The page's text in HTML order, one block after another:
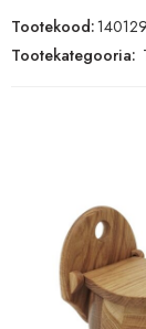
Tootekood:
Tootekategooria: